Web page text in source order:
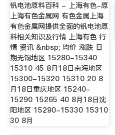
钒电池原料百科 - 上海有色-原
上海有色金属网 有色金属上海
有色金属网提供全面的钒电池原
料相关知识及行情 上海有色 行
情 资讯 &nbsp; 均价 涨跌 日
期无锡地区 15280-15340
15310 45 8月18日南海地区
15300-15320 15310 20 8
月18日重庆地区 15240-
15290 15265 40 8月18日沈
阳地区 15290-15330 15310
30 8月